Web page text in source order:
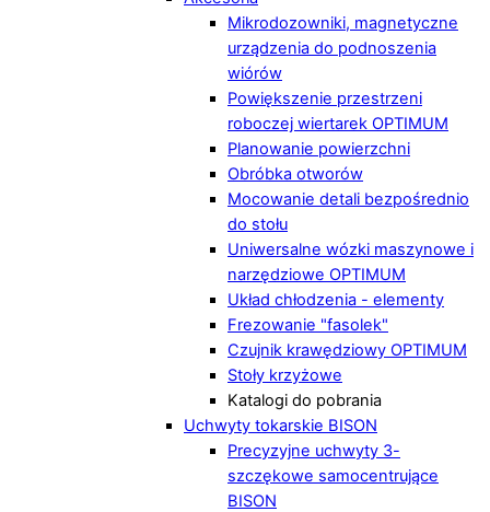
Mikrodozowniki, magnetyczne
urządzenia do podnoszenia
wiórów
Powiększenie przestrzeni
roboczej wiertarek OPTIMUM
Planowanie powierzchni
Obróbka otworów
Mocowanie detali bezpośrednio
do stołu
Uniwersalne wózki maszynowe i
narzędziowe OPTIMUM
Układ chłodzenia - elementy
Frezowanie "fasolek"
Czujnik krawędziowy OPTIMUM
Stoły krzyżowe
Katalogi do pobrania
Uchwyty tokarskie BISON
Precyzyjne uchwyty 3-
szczękowe samocentrujące
BISON